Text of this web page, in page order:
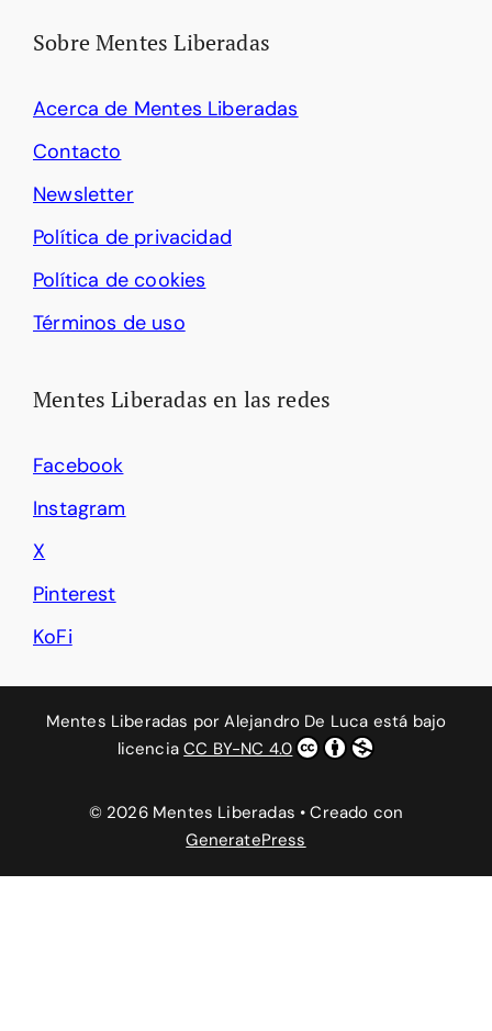
Sobre Mentes Liberadas
Acerca de Mentes Liberadas
Contacto
Newsletter
Política de privacidad
Política de cookies
Términos de uso
Mentes Liberadas en las redes
Facebook
Instagram
X
Pinterest
KoFi
Mentes Liberadas porAlejandro De Luca está bajo
licenciaCC BY-NC 4.0
© 2026 Mentes Liberadas • Creado con
GeneratePress